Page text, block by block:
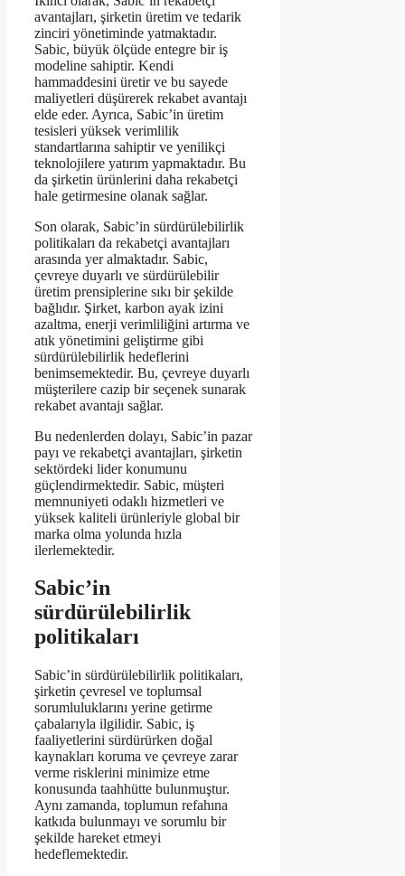
avantajları, şirketin üretim ve tedarik
zinciri yönetiminde yatmaktadır.
Sabic, büyük ölçüde entegre bir iş
modeline sahiptir. Kendi
hammaddesini üretir ve bu sayede
maliyetleri düşürerek rekabet avantajı
elde eder. Ayrıca, Sabic’in üretim
tesisleri yüksek verimlilik
standartlarına sahiptir ve yenilikçi
teknolojilere yatırım yapmaktadır. Bu
da şirketin ürünlerini daha rekabetçi
hale getirmesine olanak sağlar.
Son olarak, Sabic’in sürdürülebilirlik
politikaları da rekabetçi avantajları
arasında yer almaktadır. Sabic,
çevreye duyarlı ve sürdürülebilir
üretim prensiplerine sıkı bir şekilde
bağlıdır. Şirket, karbon ayak izini
azaltma, enerji verimliliğini artırma ve
atık yönetimini geliştirme gibi
sürdürülebilirlik hedeflerini
benimsemektedir. Bu, çevreye duyarlı
müşterilere cazip bir seçenek sunarak
rekabet avantajı sağlar.
Bu nedenlerden dolayı, Sabic’in pazar
payı ve rekabetçi avantajları, şirketin
sektördeki lider konumunu
güçlendirmektedir. Sabic, müşteri
memnuniyeti odaklı hizmetleri ve
yüksek kaliteli ürünleriyle global bir
marka olma yolunda hızla
ilerlemektedir.
Sabic’in
sürdürülebilirlik
politikaları
Sabic’in sürdürülebilirlik politikaları,
şirketin çevresel ve toplumsal
sorumluluklarını yerine getirme
çabalarıyla ilgilidir. Sabic, iş
faaliyetlerini sürdürürken doğal
kaynakları koruma ve çevreye zarar
verme risklerini minimize etme
konusunda taahhütte bulunmuştur.
Aynı zamanda, toplumun refahına
katkıda bulunmayı ve sorumlu bir
şekilde hareket etmeyi
hedeflemektedir.